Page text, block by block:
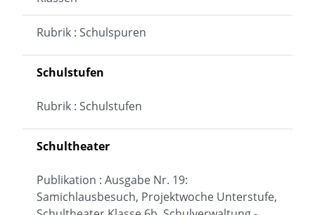
Rubrik : Schulspuren
Schulstufen
Rubrik : Schulstufen
Schultheater
Publikation : Ausgabe Nr. 19:
Samichlausbesuch, Projektwoche Unterstufe,